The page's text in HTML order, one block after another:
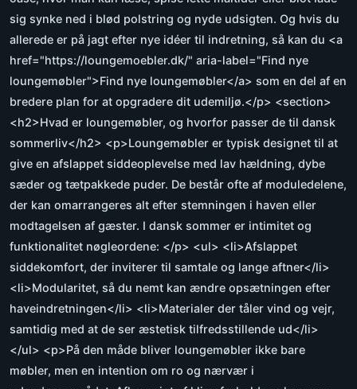
sig synke ned i blød polstring og nyde udsigten. Og hvis du
allerede er på jagt efter nye idéer til indretning, så kan du <a
href="https://loungemoebler.dk/" aria-label="Find nye
loungemøbler">Find nye loungemøbler</a> som en del af en
bredere plan for at opgradere dit udemiljø.</p> <section>
<h2>Hvad er loungemøbler, og hvorfor passer de til dansk
sommerliv</h2> <p>Loungemøbler er typisk designet til at
give en afslappet siddeoplevelse med lav hældning, dybe
sæder og tætpakkede puder. De består ofte af moduledelene,
der kan omarrangeres alt efter stemningen i haven eller
modtagelsen af gæster. I dansk sommer er intimitet og
funktionalitet nøgleordene: </p> <ul> <li>Afslappet
siddekomfort, der inviterer til samtale og lange aftner</li>
<li>Modularitet, så du nemt kan ændre opsætningen efter
haveindretningen</li> <li>Materialer der tåler vind og vejr,
samtidig med at de ser æstetisk tilfredsstillende ud</li>
</ul> <p>På den måde bliver loungemøbler ikke bare
møbler, men en intention om ro og nærvær i